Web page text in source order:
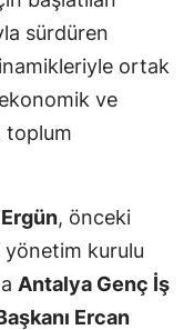
sürdüren
ortak
ve
toplum
, önceki
yönetim kurulu
Antalya Genç İş
Ercan